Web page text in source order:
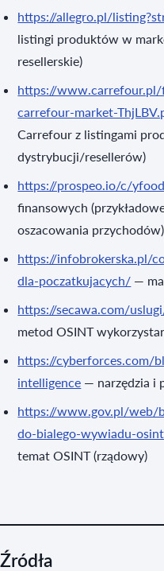
https://allegro.pl/
listingi produktów w
resellerskie)
https://www.carrefour.pl/
carrefour-market-
Carrefour z listingami
dystrybucji/resellerów)
https://prospeo.io/c/
finansowych
oszacowania przychodów)
https://infobrokerska.pl/
dla-poczatkujacych/ —
https://secawa.com/
metod OSINT
https://cyberforces.com/
intelligence — narzędzia i
https://www.gov.pl/web/
do-bialego-wywiadu-osint
temat OSINT (rządowy)
Źródła